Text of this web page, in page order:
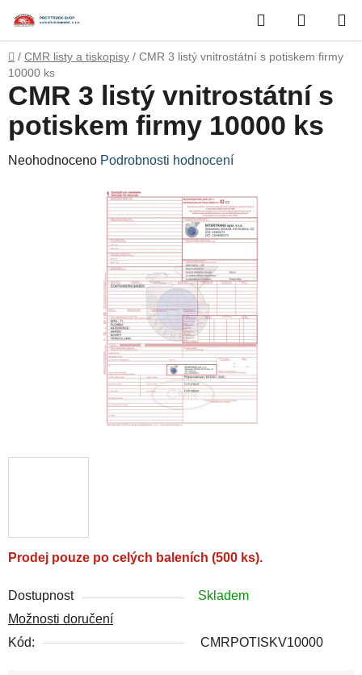
obsah
Hledat
KOŠÍK
Domů
/ CMR listy a tiskopisy / CMR 3 listý vnitrostátní s potiskem firmy
10000 ks
Prodej pouze po celých baleních (500 ks).
Dostupnost
Skladem
Možnosti doručení
Kód:
CMRPOTISKV10000
CMR 3 listý vnitrostátní s
potiskem firmy 10000 ks
Průměrné
Neohodnoceno Podrobnosti hodnocení